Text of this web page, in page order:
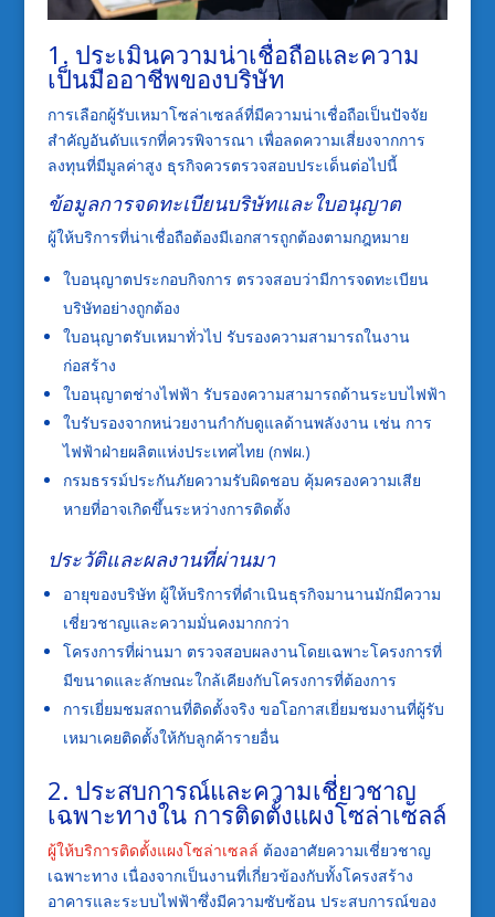
1. ประเมินความน่าเชื่อถือและความ
เป็นมืออาชีพของบริษัท
การเลือกผู้รับเหมาโซล่าเซลล์ที่มีความน่าเชื่อถือเป็นปัจจัย
สำคัญอันดับแรกที่ควรพิจารณา เพื่อลดความเสี่ยงจากการ
ลงทุนที่มีมูลค่าสูง ธุรกิจควรตรวจสอบประเด็นต่อไปนี้
ข้อมูลการจดทะเบียนบริษัทและใบอนุญาต
ผู้ให้บริการที่น่าเชื่อถือต้องมีเอกสารถูกต้องตามกฎหมาย
ใบอนุญาตประกอบกิจการ ตรวจสอบว่ามีการจดทะเบียน
บริษัทอย่างถูกต้อง
ใบอนุญาตรับเหมาทั่วไป รับรองความสามารถในงาน
ก่อสร้าง
ใบอนุญาตช่างไฟฟ้า รับรองความสามารถด้านระบบไฟฟ้า
ใบรับรองจากหน่วยงานกำกับดูแลด้านพลังงาน เช่น การ
ไฟฟ้าฝ่ายผลิตแห่งประเทศไทย (กฟผ.)
กรมธรรม์ประกันภัยความรับผิดชอบ คุ้มครองความเสีย
หายที่อาจเกิดขึ้นระหว่างการติดตั้ง
ประวัติและผลงานที่ผ่านมา
อายุของบริษัท ผู้ให้บริการที่ดำเนินธุรกิจมานานมักมีความ
เชี่ยวชาญและความมั่นคงมากกว่า
โครงการที่ผ่านมา ตรวจสอบผลงานโดยเฉพาะโครงการที่
มีขนาดและลักษณะใกล้เคียงกับโครงการที่ต้องการ
การเยี่ยมชมสถานที่ติดตั้งจริง ขอโอกาสเยี่ยมชมงานที่ผู้รับ
เหมาเคยติดตั้งให้กับลูกค้ารายอื่น
2. ประสบการณ์และความเชี่ยวชาญ
เฉพาะทางใน การติดตั้งแผงโซล่าเซลล์
ผู้ให้บริการติดตั้งแผงโซล่าเซลล์ ต้องอาศัยความเชี่ยวชาญ
เฉพาะทาง เนื่องจากเป็นงานที่เกี่ยวข้องกับทั้งโครงสร้าง
อาคารและระบบไฟฟ้าซึ่งมีความซับซ้อน ประสบการณ์ของ